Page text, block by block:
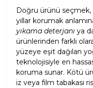
Doğru ürünü seçmek,
yıllar korumak
yıkama deterjanı ya
ürünlerinden farklı
yüzeye eşit dağılan
teknolojisiyle en
koruma sunar. Kötü
iz veya film tabakası